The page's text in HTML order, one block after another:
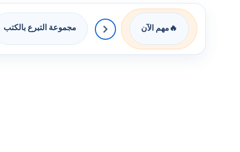
🔥 مهم الآن مجموعة التبرع بالكتب